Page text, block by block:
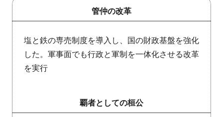
管仲の改革
塩と鉄の専売制度を導入し、国の財政基盤を強化
した。軍事面でも行政と軍制を一体化させる改革
を実行
覇者としての桓公